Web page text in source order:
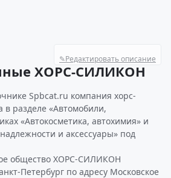
✎Редактировать описание
ХОРС-СИЛИКОН
Spbcat.ru компания хорс-
в разделе «Автомобили,
«Автокосметика, автохимия» и
и аксессуары» под
общество ХОРС-СИЛИКОН
Петербург по адресу Московское